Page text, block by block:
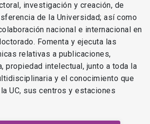
investigación y creación, de
de la Universidad; así como
nacional e internacional en
Fomenta y ejecuta las
relativas a publicaciones,
propiedad intelectual, junto a toda la
y el conocimiento que
UC, sus centros y estaciones